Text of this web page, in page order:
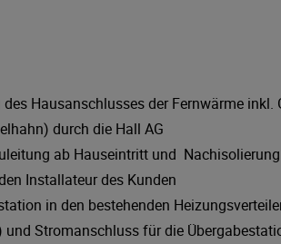
Hausanschlusses der Fernwärme
durch die Hall AG
ab Hauseintritt und
Installateur des Kunden
in den bestehenden
und Stromanschluss für die